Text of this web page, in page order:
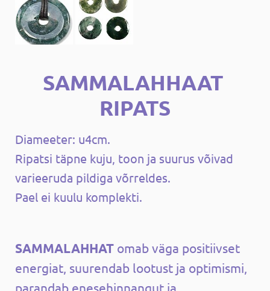
SAMMALAHHAAT
RIPATS
Diameeter: u4cm.
Ripatsi täpne kuju, toon ja suurus võivad
varieeruda pildiga võrreldes.
Pael ei kuulu komplekti.
SAMMALAHHAT omab väga positiivset
energiat, suurendab lootust ja optimismi,
parandab enesehinnangut ja